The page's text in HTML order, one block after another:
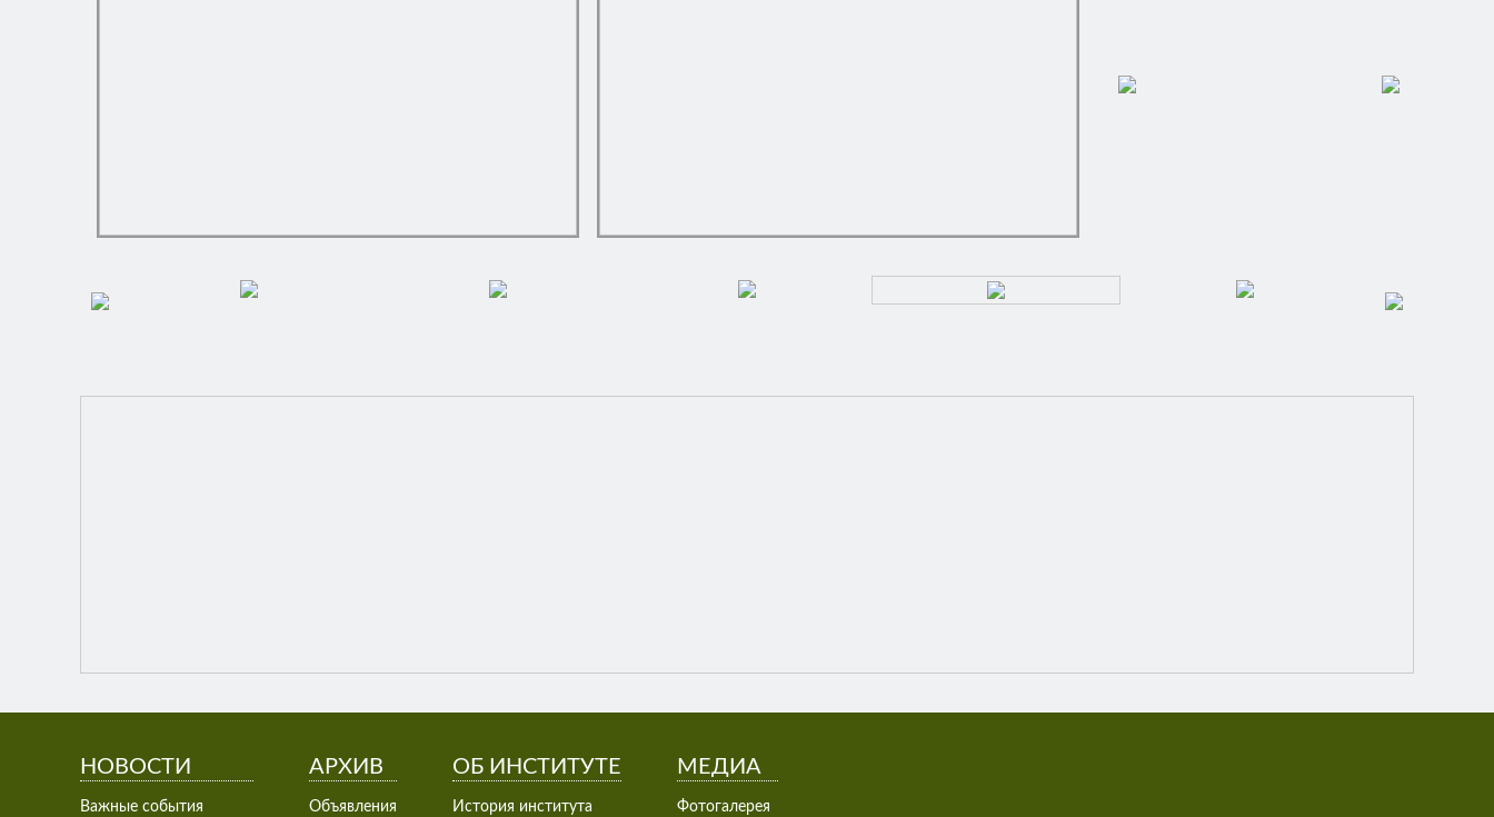
НОВОСТИ
Важные события
АРХИВ
Объявления
ОБ ИНСТИТУТЕ
История института
МЕДИА
Фотогалерея